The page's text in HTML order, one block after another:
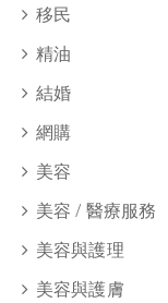
移民
精油
結婚
網購
美容
美容 / 醫療服務
美容與護理
美容與護膚